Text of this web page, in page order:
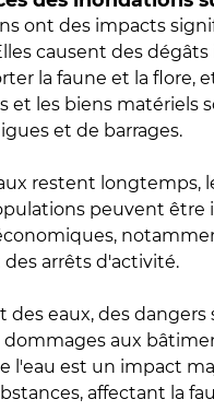
ont des impacts
causent des
la faune et la flore,
et les biens matériels
et de barrages.
restent longtemps,
peuvent être
arrêts d'activité.
des eaux, des
dommages aux
l'eau est un impact
affectant la